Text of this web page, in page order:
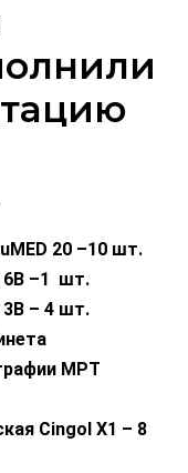
20 –10 шт.
6В –1 шт.
– 4 шт.
МРТ
Cingol X1 – 8